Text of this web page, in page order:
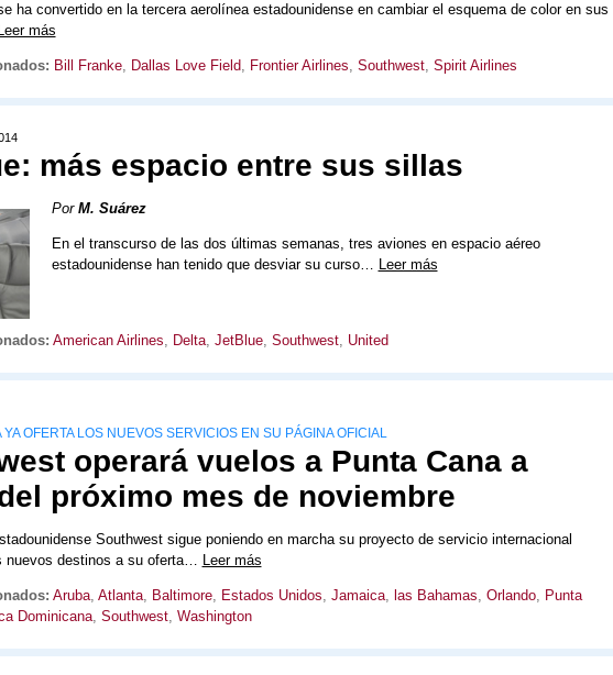
ha convertido en la tercera aerolínea estadounidense en cambiar el esquema de color en sus
Leer más
Bill Franke, Dallas Love Field, Frontier Airlines, Southwest, Spirit Airlines
más espacio entre sus sillas
Por M. Suárez
En el transcurso de las dos últimas semanas, tres aviones en espacio aéreo
estadounidense han tenido que desviar su curso… Leer más
American Airlines, Delta, JetBlue, Southwest, United
YA OFERTA LOS NUEVOS SERVICIOS EN SU PÁGINA OFICIAL
operará vuelos a Punta Cana a
próximo mes de noviembre
Southwest sigue poniendo en marcha su proyecto de servicio internacional
nuevos destinos a su oferta… Leer más
Aruba, Atlanta, Baltimore, Estados Unidos, Jamaica, las Bahamas, Orlando, Punta
Dominicana, Southwest, Washington